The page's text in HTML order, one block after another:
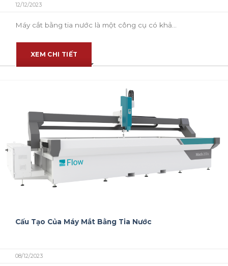
12/12/2023
Máy cắt bằng tia nước là một công cụ có khả...
XEM CHI TIẾT
Cấu Tạo Của Máy Mắt Bằng Tia Nước
08/12/2023